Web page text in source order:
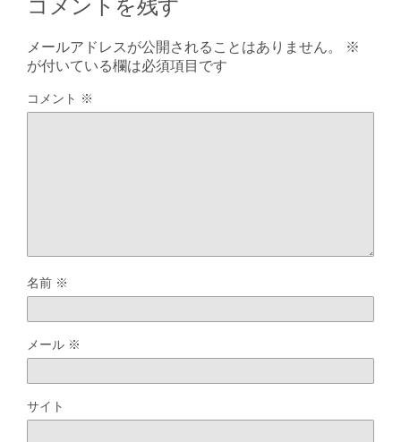
メールアドレスが公開されることはありません。
※
が付いている欄は必須項目です
コメント ※
名前 ※
メール ※
サイト